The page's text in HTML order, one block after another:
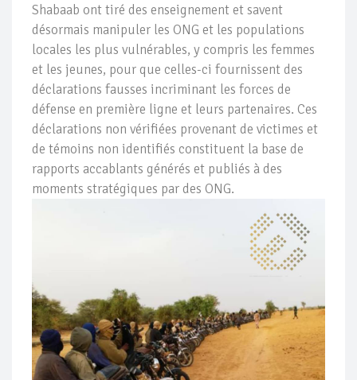
Shabaab ont tiré des enseignement et savent
désormais manipuler les ONG et les populations
locales les plus vulnérables, y compris les femmes
et les jeunes, pour que celles-ci fournissent des
déclarations fausses incriminant les forces de
défense en première ligne et leurs partenaires. Ces
déclarations non vérifiées provenant de victimes et
de témoins non identifiés constituent la base de
rapports accablants générés et publiés à des
moments stratégiques par des ONG.